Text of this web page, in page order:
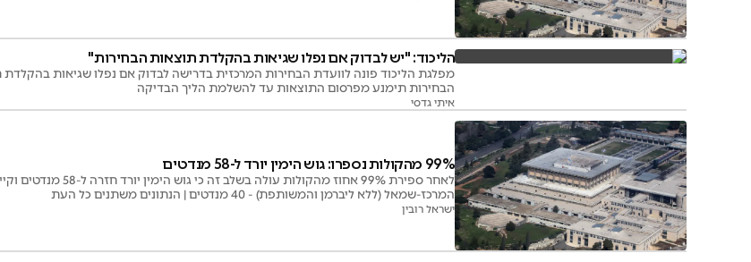
הליכוד: "יש לבדוק אם נפלו שגיאות בהקלדת תוצאות הבחירות"
מפלגת הליכוד פונה לוועדת הבחירות המרכזית בדרישה לבדוק אם נפלו שגיאות בהקלדת
הבחירות תימנע מפרסום התוצאות עד להשלמת הליך הבדיקה
איתי גדסי
99% מהקולות נספרו: גוש הימין יורד ל-58 מנדטים
לאחר ספירת 99% אחוז
המרכז-שמאל (ללא ליברמן והמשותפת) - 40 מנדטים | הנתונים משתנים כל העת
ישראל רובין